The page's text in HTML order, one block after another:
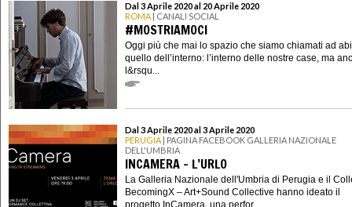
Dal 3 Aprile 2020 al 20 Aprile 2020
ROMA | CANALI SOCIAL
#MOSTRIAMOCI
Oggi più che mai lo spazio che siamo chiamati ad
quello dell’interno: l’interno delle nostre case, ma
l&rsqu...
Dal 3 Aprile 2020 al 3 Aprile 2020
PERUGIA | PAGINA FACEBOOK GALLERIA NAZIONALE
DELL'UMBRIA
INCAMERA - L’URLO
La Galleria Nazionale dell'Umbria di Perugia e il
BecomingX – Art+Sound Collective hanno ideato il
progetto InCamera, una perfor...